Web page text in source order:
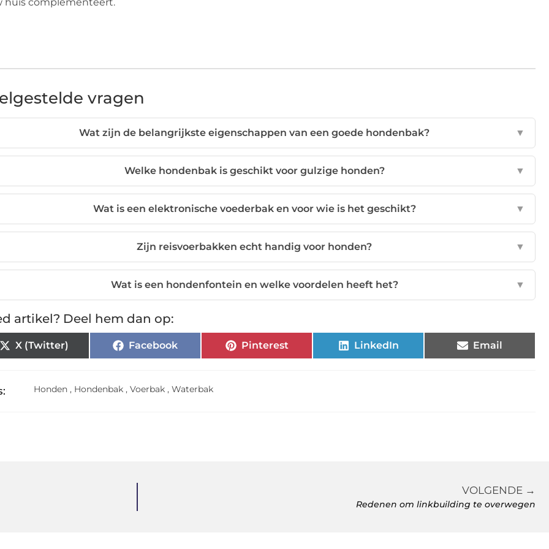
vragen
Wat zijn de belangrijkste eigenschappen van een goede hondenbak? ▼
Welke hondenbak is geschikt voor gulzige honden? ▼
Wat is een elektronische voederbak en voor wie is het geschikt? ▼
Zijn reisvoerbakken echt handig voor honden? ▼
Wat is een hondenfontein en welke voordelen heeft het? ▼
artikel? Deel hem dan op:
X (Twitter) Facebook Pinterest LinkedIn Email
Honden , Hondenbak , Voerbak , Waterbak
VOLGENDE →
Redenen om linkbuilding te overwegen